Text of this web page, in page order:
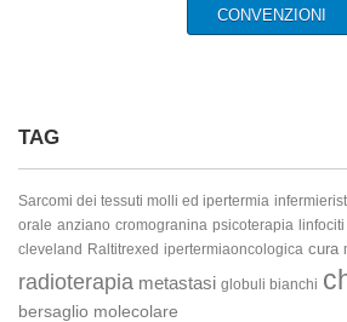
CONVENZIONI
TAG
Sarcomi dei tessuti molli ed ipertermia
orale anziano cromogranina psicoterapia linfociti
cleveland Raltitrexed ipertermiaoncologica cura
radioterapia metastasi globuli bianchi
bersaglio molecolare